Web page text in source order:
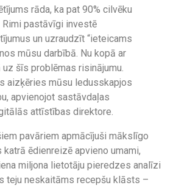
rāda, ka pat 90% cilvēku
pastāvīgi investē
un uzraudzīt “ieteicams
mūsu darbībā. Nu kopā ar
šīs problēmas risinājumu.
aizķēries mūsu ledusskapjos
apvienojot sastāvdaļas
attīstības direktore.
pavāriem apmācījuši mākslīgo
ēdienreizē apvieno umami,
miljona lietotāju pieredzes analīzi
teju neskaitāms recepšu klāsts –